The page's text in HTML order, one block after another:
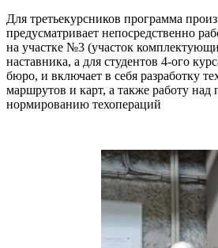
Для третьекурсников программа
предусматривает непосредственно
на участке №3 (участок
наставника, а для студентов 4-ого
бюро, и включает в себя разработку
маршрутов и карт, а также работу над
нормированию техопераций